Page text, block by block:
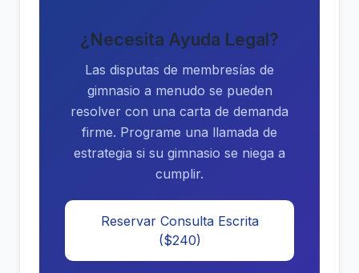
¿Necesita Ayuda Legal?
Las disputas de membresías de
gimnasio a menudo se pueden
resolver con una carta de demanda
firme. Programe una llamada de
estrategia si su gimnasio se niega a
cumplir.
Reservar Consulta Escrita
($240)